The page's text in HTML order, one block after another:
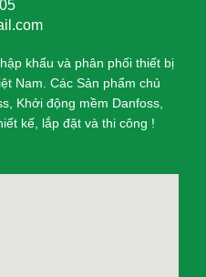
khẩu và phân phối thiết bị
Nam. Các Sản phẩm chủ
Khởi động mềm Danfoss,
kế, lắp đặt và thi công !